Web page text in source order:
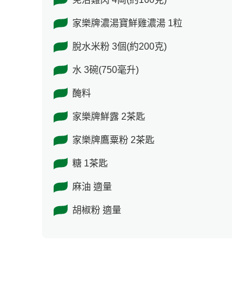
家樂牌濃湯寶鮮雞濃湯 1粒
脫水米粉 3個(約200克)
水 3碗(750毫升)
醃料
家樂牌鮮露 2茶匙
家樂牌鷹粟粉 2茶匙
糖 1茶匙
麻油 適量
胡椒粉 適量